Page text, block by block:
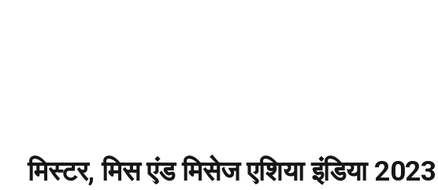
मिस्टर, मिस एंड मिसेज एशिया इंडिया 2023